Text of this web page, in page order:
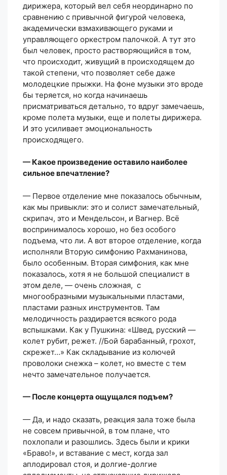
дирижера, который вел себя неординарно по
сравнению с привычной фигурой человека,
академически взмахивающего руками и
управляющего оркестром палочкой. А тут это
был человек, просто растворяющийся в том,
что происходит, живущий в происходящем до
такой степени, что позволяет себе даже
молодецкие прыжки. На фоне музыки это вроде
бы теряется, но когда начинаешь
присматриваться детально, то вдруг замечаешь,
кроме полета музыки, еще и полеты дирижера.
И это усиливает эмоциональность
происходящего.
— Какое произведение оставило наиболее
сильное впечатление?
— Первое отделение мне показалось обычным,
как мы привыкли: это и солист замечательный,
скрипач, это и Мендельсон, и Вагнер. Всё
воспринималось хорошо, но без особого
подъема, что ли. А вот второе отделение, когда
исполняли Вторую симфонию Рахманинова,
было особенным. Вторая симфония, как мне
показалось, хотя я не большой специалист в
этом деле, — очень сложная, с
многообразными музыкальными пластами,
пластами разных инструментов. Там
мелодичность раздирается всякого рода
вспышками. Как у Пушкина: «Швед, русский —
колет рубит, режет. //Бой барабанный, грохот,
скрежет…» Как складывание из колючей
проволоки снежка – колет, но вместе с тем
нечто замечательное получается.
— После концерта ощущался подъем?
— Да, и надо сказать, реакция зала тоже была
не совсем привычной, в том плане, что
похлопали и разошлись. Здесь были и крики
«Браво!», и вставание с мест, когда зал
аплодировал стоя, и долгие-долгие